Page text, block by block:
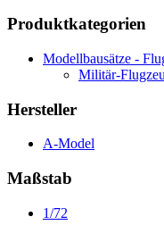
Produktkategorien
Modellbausätze -
Militär-
Hersteller
A-Model
Maßstab
1/72